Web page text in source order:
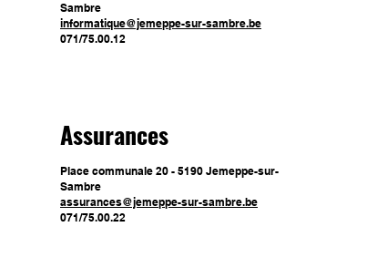
Sambre
informatique@jemeppe-sur-sambre.be
071/75.00.12
Assurances
Place communale 20 - 5190 Jemeppe-sur-
Sambre
assurances@jemeppe-sur-sambre.be
071/75.00.22